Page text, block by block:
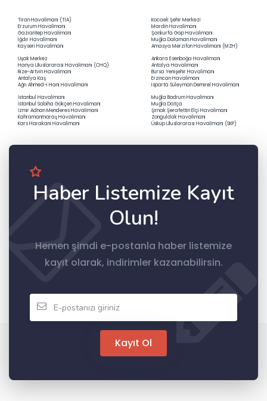
Tiran Havalimanı (TIA)
Erzurum Havalimanı
Gaziantep Havalimanı
Iğdır Havalimanı
Kayseri Havalimanı
Kocaeli Şehir Merkezi
Mardin Havalimanı
Şanlıurfa Gap Havalimanı
Muğla Dalaman Havalimanı
Amasya Merzifon Havalimanı (MZH)
Uşak Merkez
Hanya Uluslararası Havalimanı (CHQ)
Rize-Artvin Havalimanı
Antalya Kaş
Ağrı Ahmed-i Hani Havalimanı
Ankara Esenboğa Havalimanı
Antalya Havalimanı
Bursa Yenişehir Havalimanı
Erzincan Havalimanı
Isparta Süleyman Demirel Havalimanı
İstanbul Havalimanı
İstanbul Sabiha Gökçen Havalimanı
İzmir Adnan Menderes Havalimanı
Kahramanmaraş Havalimanı
Kars Harakani Havalimanı
Muğla Bodrum Havalimanı
Muğla Datça
Şırnak Şerafettin Elçi Havalimanı
Zonguldak Havalimanı
Üsküp Uluslararası Havalimanı (SKP)
Haber Listemize Kayıt
Olun!
Hemen şimdi e-postanla haber listemize
kayıt olarak, indirimler kazanabilirsin.
Kayıt Ol